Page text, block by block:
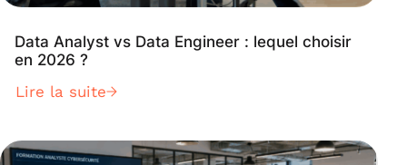
Data Analyst vs Data Engineer : lequel choisir
en 2026 ?
Lire la suite